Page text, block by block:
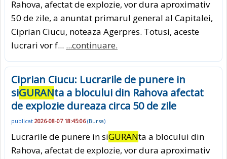
Rahova, afectat de explozie, vor dura aproximativ
50 de zile, a anuntat primarul general al Capitalei,
Ciprian Ciucu, noteaza Agerpres. Totusi, aceste
lucrari vor f... ...continuare.
Ciprian Ciucu: Lucrarile de punere in
siGURANta a blocului din Rahova afectat
de explozie dureaza circa 50 de zile
publicat 2026-08-07 18:45:06(Bursa)
Lucrarile de punere in siGURANta a blocului din
Rahova, afectat de explozie, vor dura aproximativ